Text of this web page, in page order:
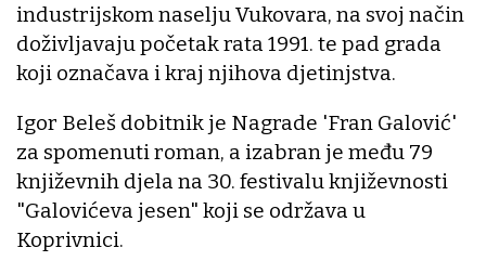
industrijskom naselju Vukovara, na svoj način
doživljavaju početak rata 1991. te pad grada
koji označava i kraj njihova djetinjstva.
Igor Beleš dobitnik je Nagrade 'Fran Galović'
za spomenuti roman, a izabran je među 79
književnih djela na 30. festivalu književnosti
"Galovićeva jesen" koji se održava u
Koprivnici.